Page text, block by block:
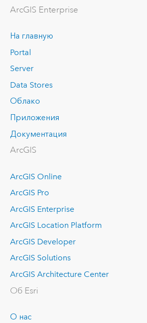
ArcGIS Enterprise
На главную
Portal
Server
Data Stores
Облако
Приложения
Документация
ArcGIS
ArcGIS Online
ArcGIS Pro
ArcGIS Enterprise
ArcGIS Location Platform
ArcGIS Developer
ArcGIS Solutions
ArcGIS Architecture Center
Об Esri
О нас